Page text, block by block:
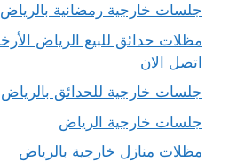
جلسات خارجية رمضانية بالرياض
اتصل الان
جلسات خارجية للحدائق بالرياض
جلسات خارجية الرياض
مظلات منازل خارجية بالرياض